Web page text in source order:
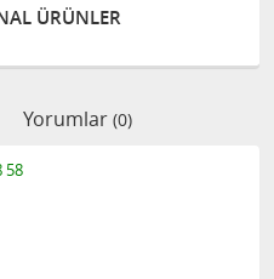
Yorumlar (0)
58